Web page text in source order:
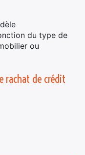
du type de
ou
rachat de crédit